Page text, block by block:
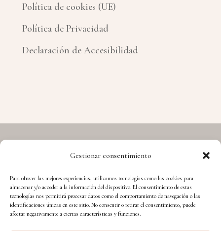
Gestionar consentimiento
Para ofrecer las mejores experiencias, utilizamos tecnologías como las cookies para
almacenar y/o acceder a la información del dispositivo. El consentimiento de estas
tecnologías nos permitirá procesar datos como el comportamiento de navegación o las
identificaciones únicas en este sitio. No consentir o retirar el consentimiento, puede
afectar negativamente a ciertas características y funciones.
Política de cookies (UE)
Política de Privacidad
Declaración de Accesibilidad